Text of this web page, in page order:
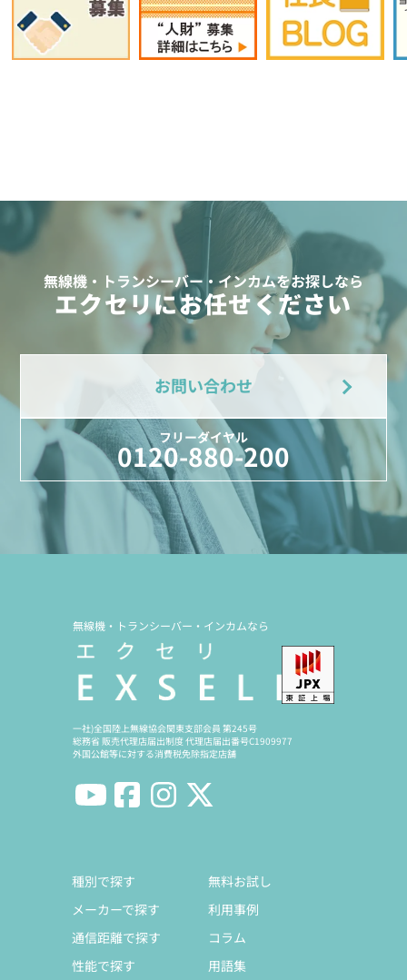
無線機・トランシーバー・インカムをお探しなら
エクセリにお任せください
お問い合わせ
フリーダイヤル
0120-880-200
無線機・トランシーバー・インカムなら
一社)全国陸上無線協会関東支部会員 第245号
総務省 販売代理店届出制度 代理店届出番号C1909977
外国公館等に対する消費税免除指定店舗
種別で探す
メーカーで探す
通信距離で探す
性能で探す
無料お試し
利用事例
コラム
用語集